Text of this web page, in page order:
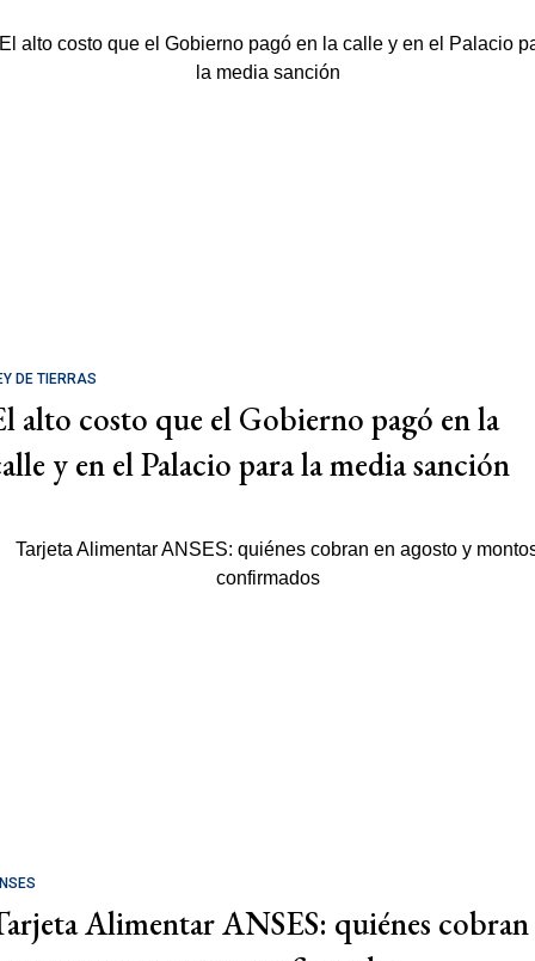
DE TIERRAS
alto costo que el Gobierno pagó en la
y en el Palacio para la media sanción
Alimentar ANSES: quiénes cobran